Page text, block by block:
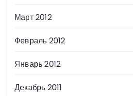
Март 2012
Февраль 2012
Январь 2012
Декабрь 2011